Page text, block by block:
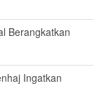
Berangkatkan
Ingatkan